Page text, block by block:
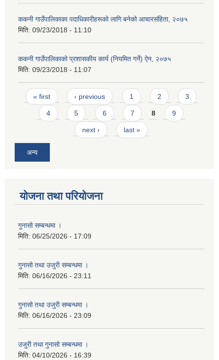
ककनी गाउँपालिकाका पदाधिकारीहरूको लागि बनेको आचारसंहिता, २०७५
मिति: 09/23/2018 - 11:10
ककनी गाउँपालिकाको प्रशासकीय कार्य (नियमित गर्ने) ऐन, २०७५
मिति: 09/23/2018 - 11:07
Pages
« first ‹ previous 1 2 3
4 5 6 7 8 9
next › last »
अन्य
योजना तथा परियोजना
गुनासो सम्बन्धमा ।
मिति: 06/25/2026 - 17:09
गुनासो तथा उजुरी सम्बन्धमा ।
मिति: 06/16/2026 - 23:11
गुनासो तथा उजुरी सम्बन्धमा ।
मिति: 06/16/2026 - 23:09
उजुरी तथा गुनासो सम्बन्धमा ।
मिति: 04/10/2026 - 16:39